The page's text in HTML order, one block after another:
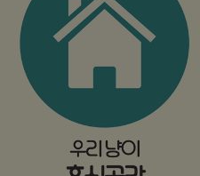
프 하세요!